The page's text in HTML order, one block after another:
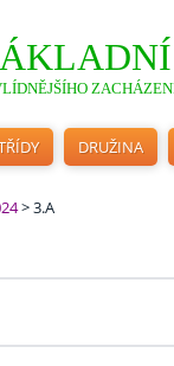
DRUŽINA
>3.A